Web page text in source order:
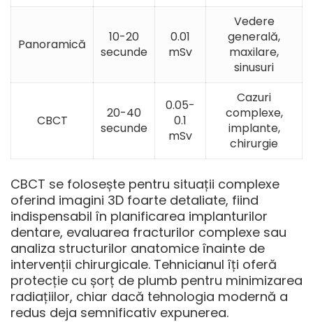
Panoramică
10-20
secunde
0.01
mSv
Vedere
generală,
maxilare,
sinusuri
CBCT
20-40
secunde
0.05-
0.1
mSv
Cazuri
complexe,
implante,
chirurgie
CBCT se folosește pentru situații complexe
oferind imagini 3D foarte detaliate, fiind
indispensabil în planificarea implanturilor
dentare, evaluarea fracturilor complexe sau
analiza structurilor anatomice înainte de
intervenții chirurgicale. Tehnicianul îți oferă
protecție cu șorț de plumb pentru minimizarea
radiațiilor, chiar dacă tehnologia modernă a
redus deja semnificativ expunerea.